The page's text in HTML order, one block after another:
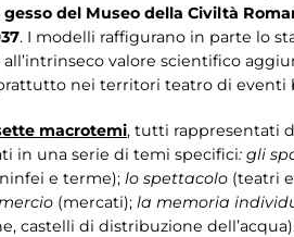
del Museo della Civiltà
. I modelli raffigurano in parte lo
valore scientifico
nei territori teatro di eventi
macrotemi, tutti rappresentati
in una serie di temi specifici: gli
e terme); lo spettacolo (teatri
(mercati); la memoria
castelli di distribuzione